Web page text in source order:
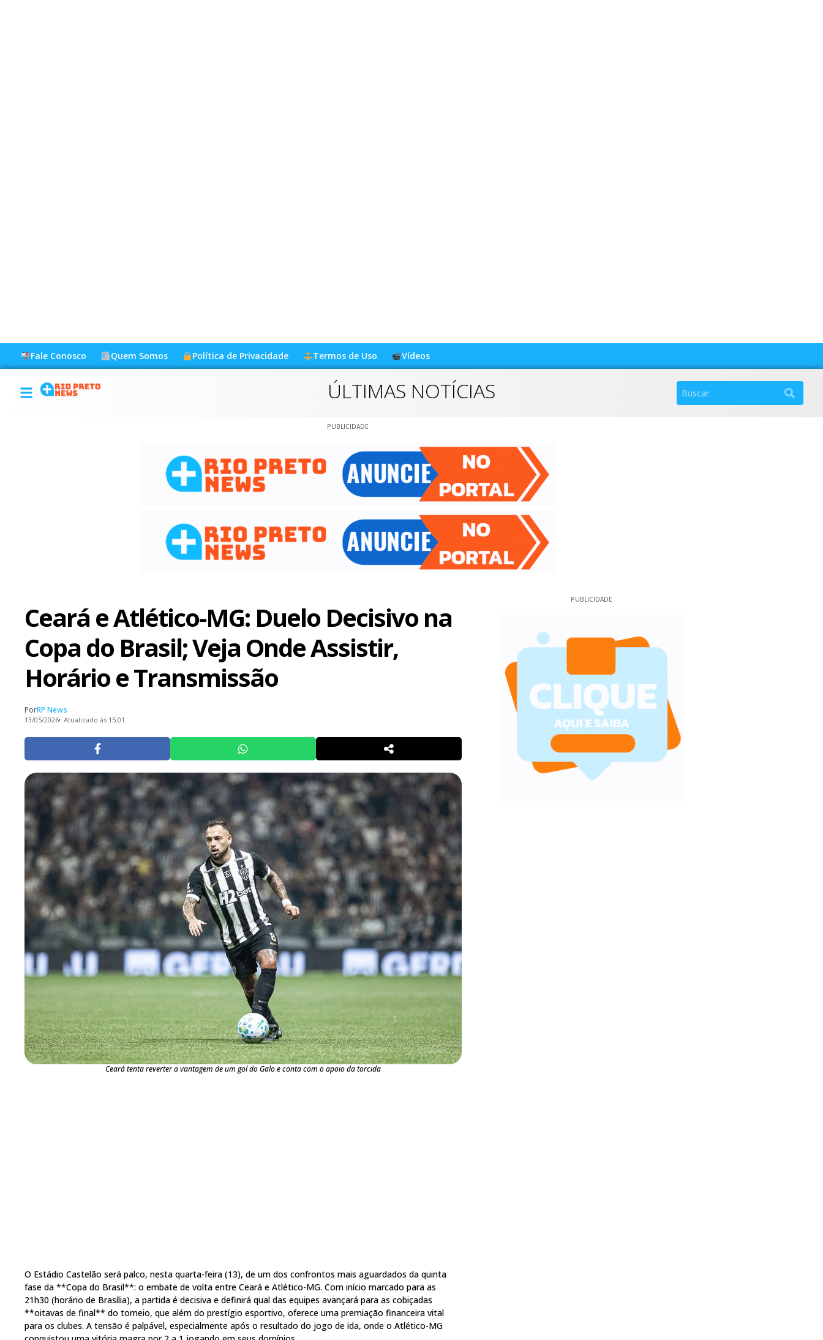
Fale Conosco Quem Somos Política de Privacidade Termos de Uso Vídeos
ÚLTIMAS NOTÍCIAS
PUBLICIDADE
Ceará e Atlético-MG: Duelo Decisivo na
Copa do Brasil; Veja Onde Assistir,
Horário e Transmissão
PorRP News
13/05/2026 Atualizado às 15:01
Ceará tenta reverter a vantagem de um gol do Galo e conta com o apoio da torcida
O Estádio Castelão será palco, nesta quarta-feira (13), de um dos confrontos mais aguardados da quinta
fase da **Copa do Brasil**: o embate de volta entre Ceará e Atlético-MG. Com início marcado para as
21h30 (horário de Brasília), a partida é decisiva e definirá qual das equipes avançará para as cobiçadas
**oitavas de final** do torneio, que além do prestígio esportivo, oferece uma premiação financeira vital
para os clubes. A tensão é palpável, especialmente após o resultado do jogo de ida, onde o Atlético-MG
PUBLICIDADE